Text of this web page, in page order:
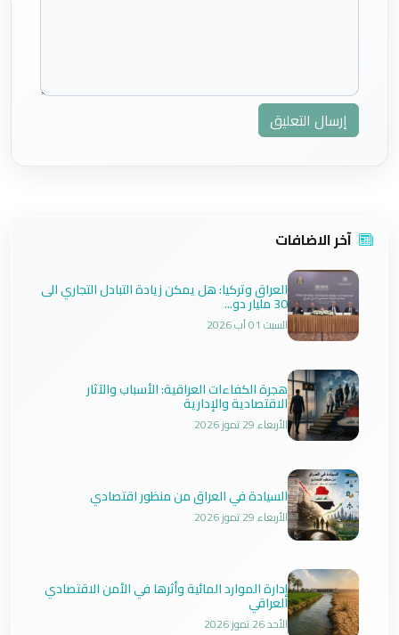
إرسال التعليق
آخر الاضافات
العراق وتركيا: هل يمكن زيادة التبادل التجاري الى
30 مليار دو...
السبت 01 آب 2026
هجرة الكفاءات العراقية: الأسباب والآثار
الاقتصادية والإدارية
الأربعاء 29 تموز 2026
السيادة في العراق من منظور اقتصادي
الأربعاء 29 تموز 2026
إدارة الموارد المائية وأثرها في الأمن الاقتصادي
العراقي
الأحد 26 تموز 2026